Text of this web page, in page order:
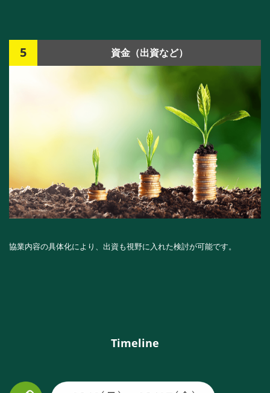
5 資金（出資など）
協業内容の具体化により、出資も視野に入れた検討が可能です。
Timeline